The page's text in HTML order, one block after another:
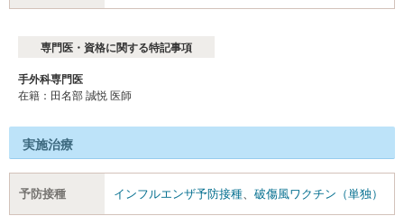
専門医・資格に関する特記事項
手外科専門医
在籍：田名部 誠悦 医師
実施治療
予防接種 インフルエンザ予防接種、 破傷風ワクチン（単独）